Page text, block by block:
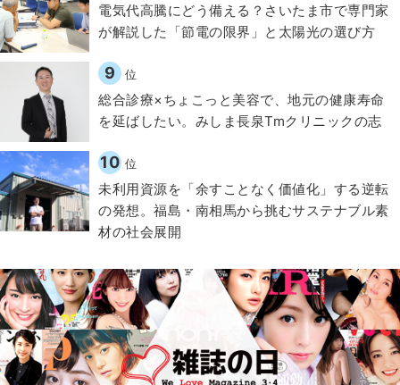
電気代高騰にどう備える？さいたま市で専門家
が解説した「節電の限界」と太陽光の選び方
9 位
総合診療×ちょこっと美容で、地元の健康寿命
を延ばしたい。みしま長泉Tmクリニックの志
10 位
​​未利用資源を「余すことなく価値化」する逆転
の発想。福島・南相馬から挑むサステナブル素
材の社会展開​